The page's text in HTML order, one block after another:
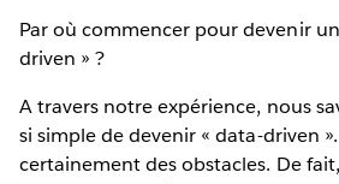
Par où commencer pour devenir
driven » ?
A travers notre expérience, nous
si simple de devenir « data-driven
certainement des obstacles. De